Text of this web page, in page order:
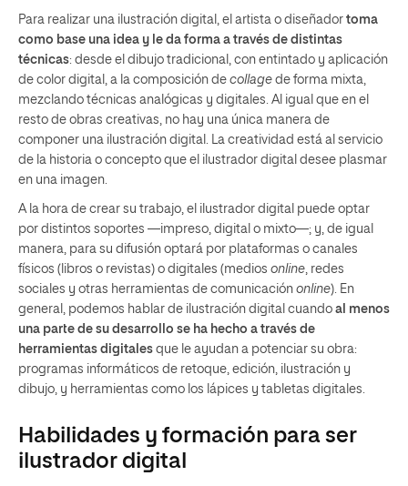
Para realizar una ilustración digital, el artista o diseñador toma
como base una idea y le da forma a través de distintas
técnicas: desde el dibujo tradicional, con entintado y aplicación
de color digital, a la composición de collage de forma mixta,
mezclando técnicas analógicas y digitales. Al igual que en el
resto de obras creativas, no hay una única manera de
componer una ilustración digital. La creatividad está al servicio
de la historia o concepto que el ilustrador digital desee plasmar
en una imagen.
A la hora de crear su trabajo, el ilustrador digital puede optar
por distintos soportes —impreso, digital o mixto—; y, de igual
manera, para su difusión optará por plataformas o canales
físicos (libros o revistas) o digitales (medios online, redes
sociales y otras herramientas de comunicación online). En
general, podemos hablar de ilustración digital cuando al menos
una parte de su desarrollo se ha hecho a través de
herramientas digitales que le ayudan a potenciar su obra:
programas informáticos de retoque, edición, ilustración y
dibujo, y herramientas como los lápices y tabletas digitales.
Habilidades y formación para ser
ilustrador digital